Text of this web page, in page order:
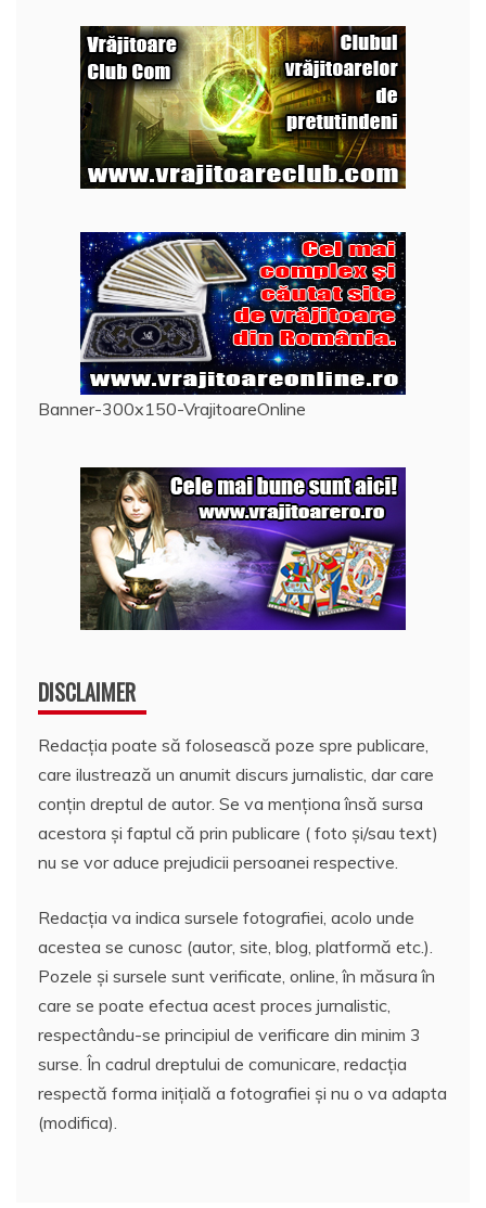
Banner-300x150-VrajitoareOnline
DISCLAIMER
Redacția poate să folosească poze spre publicare,
care ilustrează un anumit discurs jurnalistic, dar care
conțin dreptul de autor. Se va menționa însă sursa
acestora și faptul că prin publicare ( foto și/sau text)
nu se vor aduce prejudicii persoanei respective.
Redacția va indica sursele fotografiei, acolo unde
acestea se cunosc (autor, site, blog, platformă etc.).
Pozele și sursele sunt verificate, online, în măsura în
care se poate efectua acest proces jurnalistic,
respectându-se principiul de verificare din minim 3
surse. În cadrul dreptului de comunicare, redacția
respectă forma inițială a fotografiei și nu o va adapta
(modifica).